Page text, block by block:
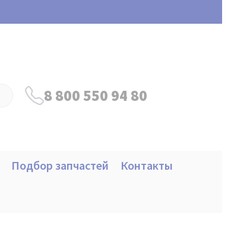
8 800 550 94 80
Подбор запчастей
Контакты